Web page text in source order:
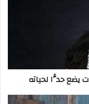
يضع حدًّا لحياته
عيد